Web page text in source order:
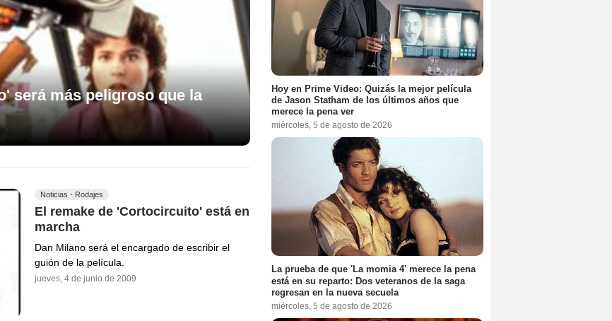
será más peligroso que la
Noticias - Rodajes
El remake de 'Cortocircuito' está en
marcha
Dan Milano será el encargado de escribir el
guión de la película.
jueves, 4 de junio de 2009
Hoy en Prime Video: Quizás la mejor película
de Jason Statham de los últimos años que
merece la pena ver
miércoles, 5 de agosto de 2026
La prueba de que 'La momia 4' merece la pena
está en su reparto: Dos veteranos de la saga
regresan en la nueva secuela
miércoles, 5 de agosto de 2026